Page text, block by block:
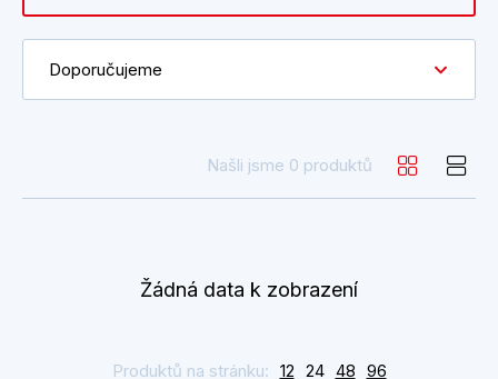
Doporučujeme
Našli jsme 0 produktů
Žádná data k zobrazení
Produktů na stránku: 12 24 48 96